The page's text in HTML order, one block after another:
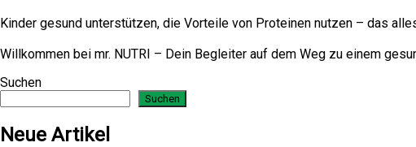
Kinder gesund unterstützen, die Vorteile von Proteinen nutzen – das
Willkommen bei mr. NUTRI – Dein Begleiter auf dem Weg zu einem
Suchen
Suchen
Neue Artikel